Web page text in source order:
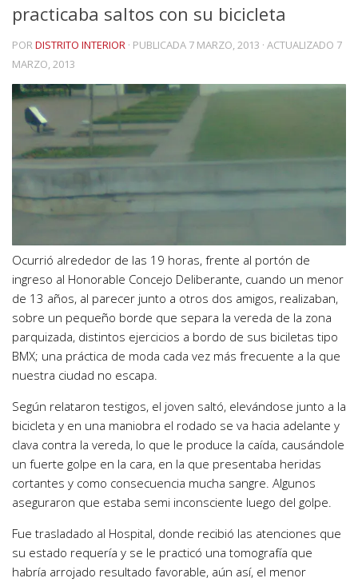
practicaba saltos con su bicicleta
PORDISTRITO INTERIOR · PUBLICADA 7 MARZO, 2013 · ACTUALIZADO 7
MARZO, 2013
Ocurrió alrededor de las 19 horas, frente al portón de
ingreso al Honorable Concejo Deliberante, cuando un menor
de 13 años, al parecer junto a otros dos amigos, realizaban,
sobre un pequeño borde que separa la vereda de la zona
parquizada, distintos ejercicios a bordo de sus biciletas tipo
BMX; una práctica de moda cada vez más frecuente a la que
nuestra ciudad no escapa.
Según relataron testigos, el joven saltó, elevándose junto a la
bicicleta y en una maniobra el rodado se va hacia adelante y
clava contra la vereda, lo que le produce la caída, causándole
un fuerte golpe en la cara, en la que presentaba heridas
cortantes y como consecuencia mucha sangre. Algunos
aseguraron que estaba semi inconsciente luego del golpe.
Fue trasladado al Hospital, donde recibió las atenciones que
su estado requería y se le practicó una tomografía que
habría arrojado resultado favorable, aún así, el menor